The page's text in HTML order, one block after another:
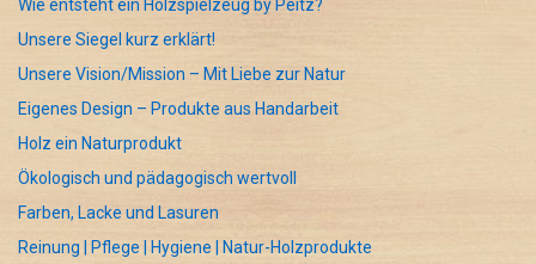
Wie entsteht ein Holzspielzeug by Peitz?
Unsere Siegel kurz erklärt!
Unsere Vision/Mission – Mit Liebe zur Natur
Eigenes Design – Produkte aus Handarbeit
Holz ein Naturprodukt
Ökologisch und pädagogisch wertvoll
Farben, Lacke und Lasuren
Reinung | Pflege | Hygiene | Natur-Holzprodukte